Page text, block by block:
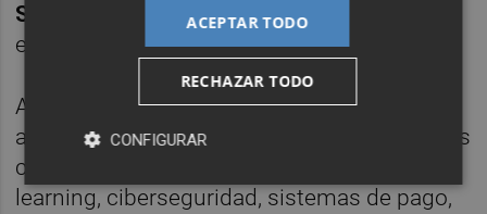
Sebastián Albella, secretario del consejo y
expresidente de la CNMV.
Además, el fondo cuenta con una red de
asesores sectoriales especializados en áreas
clave como inteligencia artificial y machine
learning, ciberseguridad, sistemas de pago,
ACEPTAR TODO
RECHAZAR TODO
CONFIGURAR